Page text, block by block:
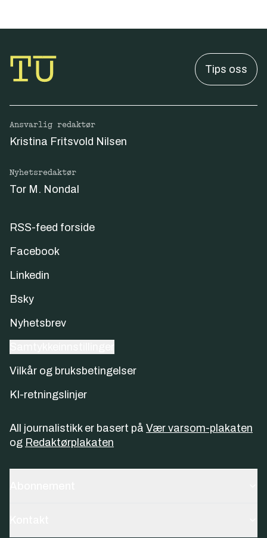
Tips oss
Ansvarlig redaktør
Kristina Fritsvold Nilsen
Nyhetsredaktør
Tor M. Nondal
RSS-feed forside
Facebook
Linkedin
Bsky
Nyhetsbrev
Vilkår og bruksbetingelser
KI-retningslinjer
All journalistikk er basert på Vær varsom-plakaten
og Redaktørplakaten